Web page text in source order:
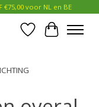
€75,00 voor NL en BE
Verlanglijst